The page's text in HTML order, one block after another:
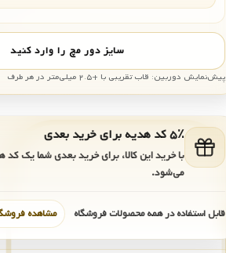
سایز دور مچ را وارد کنید
پیش‌نمایش دوربین: قاب تقریبی با +۲.۵ میلی‌متر در هر طرف
۵٪ کد هدیه برای خرید بعدی
با خرید این کالا، برای خرید بعدی شما یک کد
می‌شود.
قابل استفاده در همه محصولات فروشگاه مشاهده